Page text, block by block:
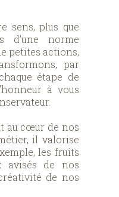
sens, plus que
d’une norme
petites actions,
par
étape de
à vous
au cœur de nos
il valorise
les fruits
avisés de nos
de nos